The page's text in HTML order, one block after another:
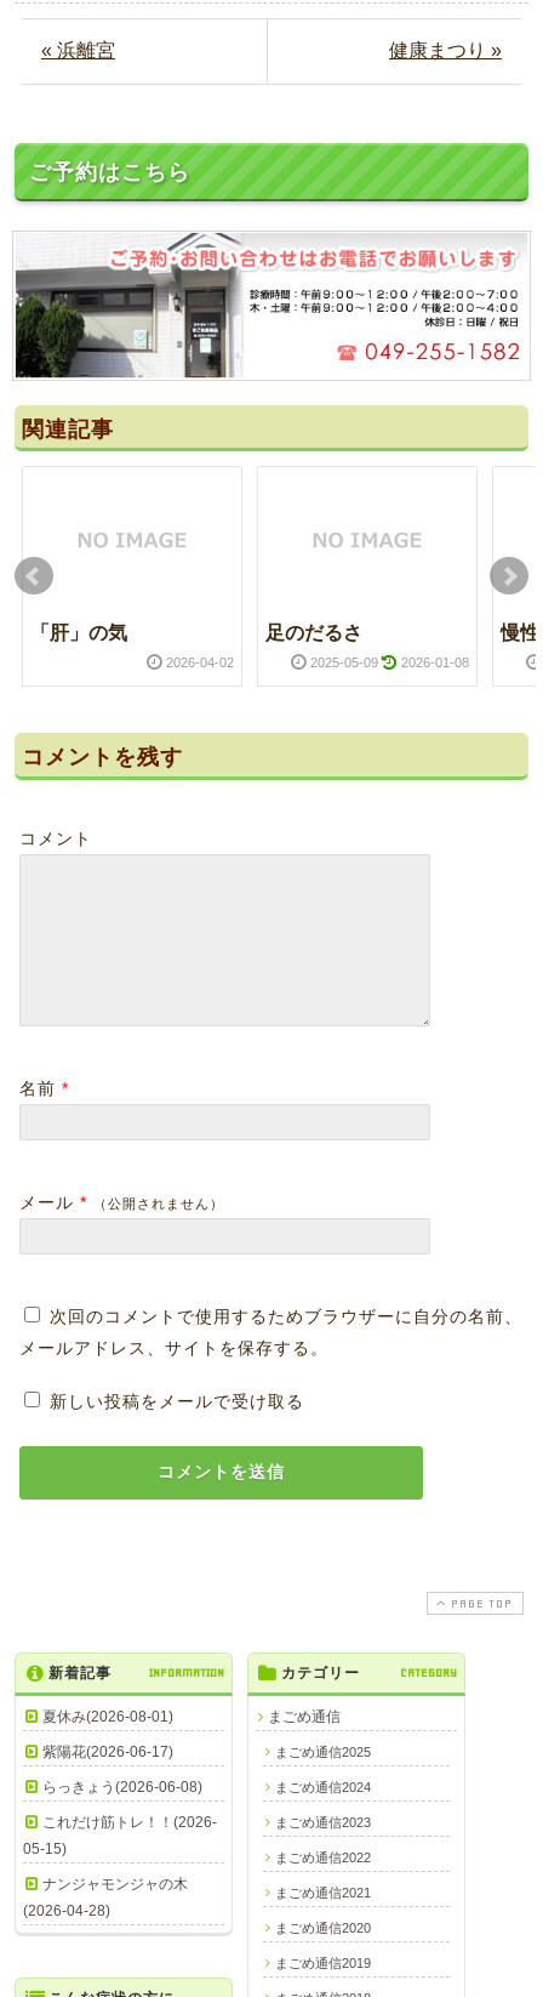
« 浜離宮 健康まつり »
ご予約はこちら
関連記事
「肝」の気
2026-04-02
足のだるさ
2025-05-09 2026-01-08
慢
コメントを残す
コメント
名前 *
メール * （公開されません）
次回のコメントで使用するためブラウザーに自分の名前、
メールアドレス、サイトを保存する。
新しい投稿をメールで受け取る
PAGE TOP
新着記事 INFORMATION
夏休み(2026-08-01)
紫陽花(2026-06-17)
らっきょう(2026-06-08)
これだけ筋トレ！！(2026-
05-15)
ナンジャモンジャの木
(2026-04-28)
カテゴリー CATEGORY
まごめ通信
まごめ通信2025
まごめ通信2024
まごめ通信2023
まごめ通信2022
まごめ通信2021
まごめ通信2020
まごめ通信2019